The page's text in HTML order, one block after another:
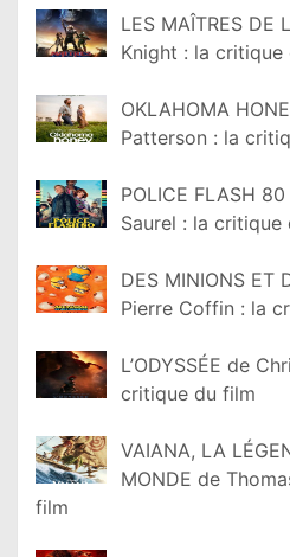
LES MAÎTRES DE
Knight : la
OKLAHOMA
Patterson : la
POLICE FLASH
Saurel : la
DES MINIONS ET
Pierre Coffin : la
L’ODYSSÉE de
critique du film
VAIANA, LA
MONDE de
film